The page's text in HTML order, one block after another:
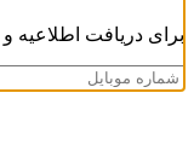
برای دریافت اطلاعیه و